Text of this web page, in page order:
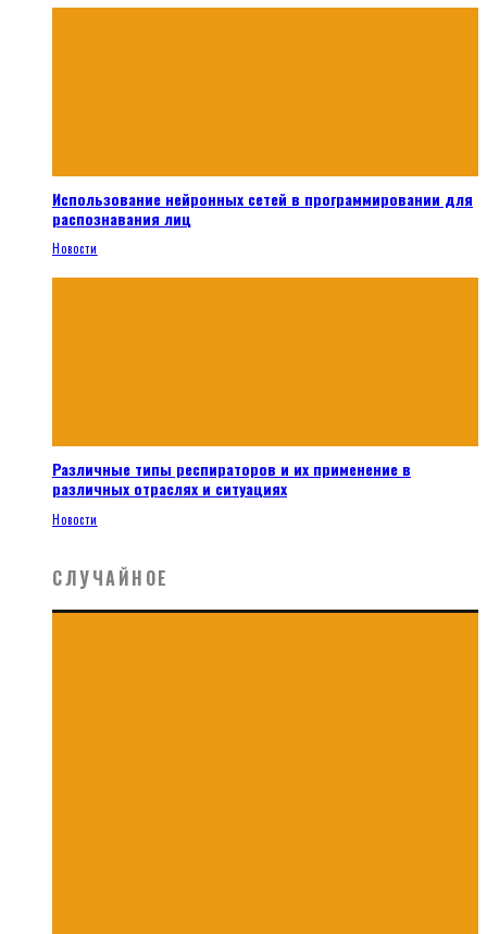
Использование нейронных сетей в программировании для
распознавания лиц
Новости
Различные типы респираторов и их применение в
различных отраслях и ситуациях
Новости
СЛУЧАЙНОЕ